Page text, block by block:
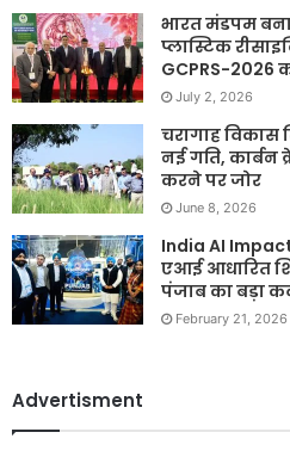
भारत मंडपम
प्लास्टिक
GCPRS-2026
July 2, 2026
चरागाह
नई गति, कार्बन
करने पर जोर
June 8, 2026
India AI
एआई आधारित
पंजाब का बड़ा
February 21, 2026
Advertisment